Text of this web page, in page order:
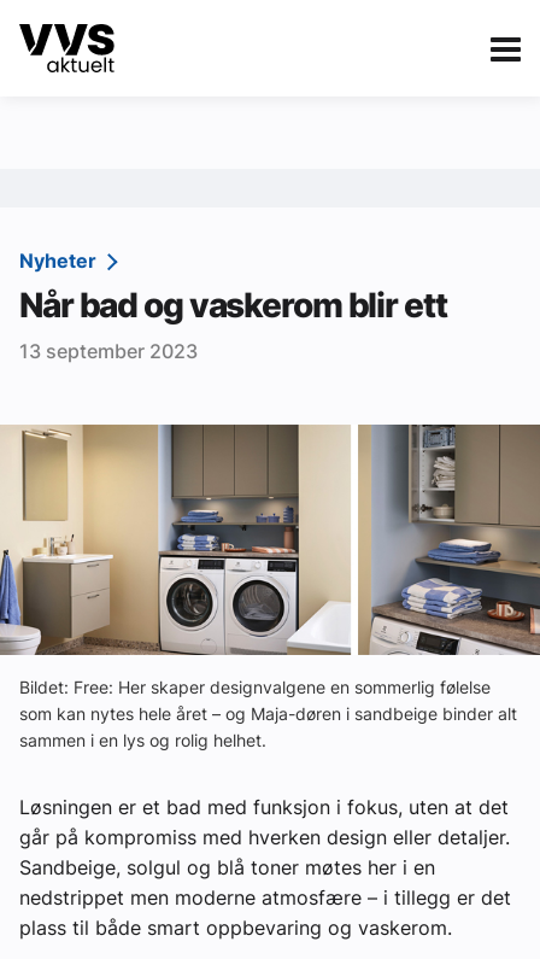
Kategorier
Sanitær
Ventilasjon
Varme og energi
Vann og avløp
Aktuelle prosjekter
Om VVS Aktuelt
Kontakt oss:
Abonner på fagbladet Byggfakta Nyheter
Annonsere i VVS Aktuelt
Tips oss
eBlad
Nyheter
Når bad og vaskerom blir ett
13 september 2023
Bildet: Free: Her skaper designvalgene en sommerlig følelse
som kan nytes hele året – og Maja-døren i sandbeige binder alt
sammen i en lys og rolig helhet.
Løsningen er et bad med funksjon i fokus, uten at det
går på kompromiss med hverken design eller detaljer.
Sandbeige, solgul og blå toner møtes her i en
nedstrippet men moderne atmosfære – i tillegg er det
plass til både smart oppbevaring og vaskerom.